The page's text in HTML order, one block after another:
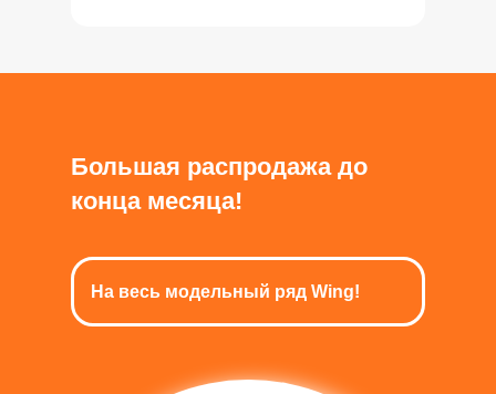
Большая распродажа до
конца месяца!
На весь модельный ряд Wing!